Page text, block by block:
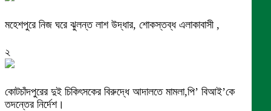
মহেশপুরে নিজ ঘরে ঝুলন্ত লাশ উদ্ধার, শোকস্তব্ধ এলাকাবাসী ,
২
কোটচাঁদপুরের দুই চিকিৎসকের বিরুদ্ধে আদালতে মামলা,পি’ বিআই’কে
তদন্তের নির্দেশ।